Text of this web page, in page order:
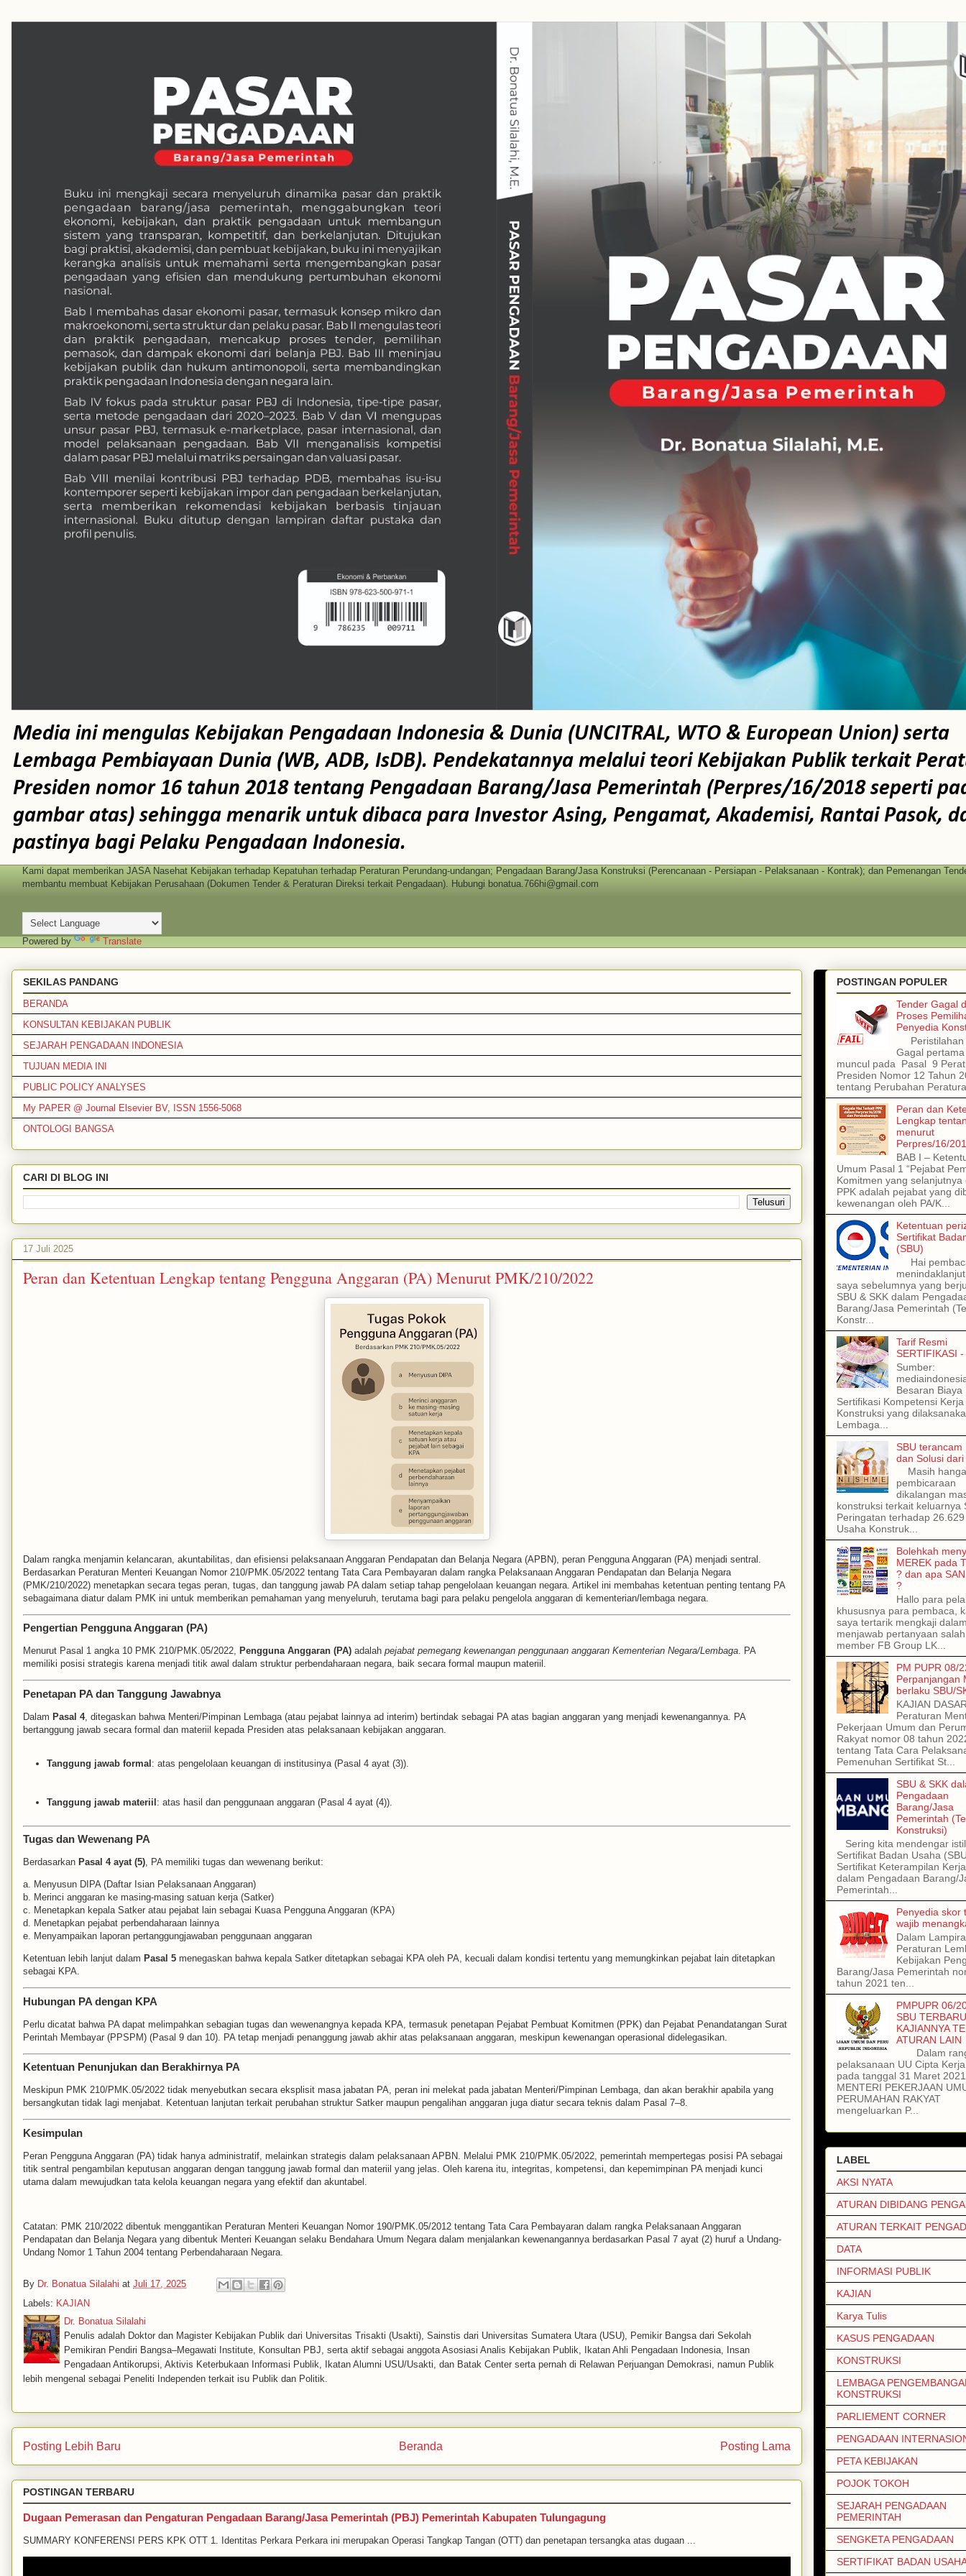
Media ini mengulas Kebijakan Pengadaan Indonesia & Dunia (UNCITRAL, WTO & European Union) serta
Lembaga Pembiayaan Dunia (WB, ADB, IsDB). Pendekatannya melalui teori Kebijakan Publik terkait
Presiden nomor 16 tahun 2018 tentang Pengadaan Barang/Jasa Pemerintah (Perpres/16/2018 seperti
gambar atas) sehingga menarik untuk dibaca para Investor Asing, Pengamat, Akademisi, Rantai Pasok,
pastinya bagi Pelaku Pengadaan Indonesia.
Kami dapat memberikan JASA Nasehat Kebijakan terhadap Kepatuhan terhadap Peraturan Perundang-undangan; Pengadaan Barang/Jasa Konstruksi (Perencanaan - Persiapan - Pelaksanaan - Kontrak); dan Pemenangan
membantu membuat Kebijakan Perusahaan (Dokumen Tender & Peraturan Direksi terkait Pengadaan). Hubungi bonatua.766hi@gmail.com
Powered by Translate
SEKILAS PANDANG
BERANDA
KONSULTAN KEBIJAKAN PUBLIK
SEJARAH PENGADAAN INDONESIA
TUJUAN MEDIA INI
PUBLIC POLICY ANALYSES
My PAPER @ Journal Elsevier BV, ISSN 1556-5068
ONTOLOGI BANGSA
CARI DI BLOG INI
17 Juli 2025
Peran dan Ketentuan Lengkap tentang Pengguna Anggaran (PA) Menurut PMK/210/2022
Dalam rangka menjamin kelancaran, akuntabilitas, dan efisiensi pelaksanaan Anggaran Pendapatan dan Belanja Negara (APBN), peran Pengguna Anggaran (PA) menjadi sentral.
Berdasarkan Peraturan Menteri Keuangan Nomor 210/PMK.05/2022 tentang Tata Cara Pembayaran dalam rangka Pelaksanaan Anggaran Pendapatan dan Belanja Negara
(PMK/210/2022) menetapkan secara tegas peran, tugas, dan tanggung jawab PA dalam setiap tahap pengelolaan keuangan negara. Artikel ini membahas ketentuan penting tentang PA
sebagaimana diatur dalam PMK ini untuk memberikan pemahaman yang menyeluruh, terutama bagi para pelaku pengelola anggaran di kementerian/lembaga negara.
Pengertian Pengguna Anggaran (PA)
Menurut Pasal 1 angka 10 PMK 210/PMK.05/2022, Pengguna Anggaran (PA) adalah pejabat pemegang kewenangan penggunaan anggaran Kementerian Negara/Lembaga. PA
memiliki posisi strategis karena menjadi titik awal dalam struktur perbendaharaan negara, baik secara formal maupun materiil.
Penetapan PA dan Tanggung Jawabnya
Dalam Pasal 4, ditegaskan bahwa Menteri/Pimpinan Lembaga (atau pejabat lainnya ad interim) bertindak sebagai PA atas bagian anggaran yang menjadi kewenangannya. PA
bertanggung jawab secara formal dan materiil kepada Presiden atas pelaksanaan kebijakan anggaran.
Tanggung jawab formal : atas pengelolaan keuangan di institusinya (Pasal 4 ayat (3)).
Tanggung jawab materiil : atas hasil dan penggunaan anggaran (Pasal 4 ayat (4)).
Tugas dan Wewenang PA
Berdasarkan Pasal 4 ayat (5), PA memiliki tugas dan wewenang berikut:
a. Menyusun DIPA (Daftar Isian Pelaksanaan Anggaran)
b. Merinci anggaran ke masing-masing satuan kerja (Satker)
c. Menetapkan kepala Satker atau pejabat lain sebagai Kuasa Pengguna Anggaran (KPA)
d. Menetapkan pejabat perbendaharaan lainnya
e. Menyampaikan laporan pertanggungjawaban penggunaan anggaran
Ketentuan lebih lanjut dalam Pasal 5 menegaskan bahwa kepala Satker ditetapkan sebagai KPA oleh PA, kecuali dalam kondisi tertentu yang memungkinkan pejabat lain ditetapkan
sebagai KPA.
Hubungan PA dengan KPA
Perlu dicatat bahwa PA dapat melimpahkan sebagian tugas dan wewenangnya kepada KPA, termasuk penetapan Pejabat Pembuat Komitmen (PPK) dan Pejabat Penandatangan Surat
Perintah Membayar (PPSPM) (Pasal 9 dan 10). PA tetap menjadi penanggung jawab akhir atas pelaksanaan anggaran, meskipun kewenangan operasional didelegasikan.
Ketentuan Penunjukan dan Berakhirnya PA
Meskipun PMK 210/PMK.05/2022 tidak menyebutkan secara eksplisit masa jabatan PA, peran ini melekat pada jabatan Menteri/Pimpinan Lembaga, dan akan berakhir apabila yang
bersangkutan tidak lagi menjabat. Ketentuan lanjutan terkait perubahan struktur Satker maupun pengalihan anggaran juga diatur secara teknis dalam Pasal 7–8.
Kesimpulan
Peran Pengguna Anggaran (PA) tidak hanya administratif, melainkan strategis dalam pelaksanaan APBN. Melalui PMK 210/PMK.05/2022, pemerintah mempertegas posisi PA sebagai
titik sentral pengambilan keputusan anggaran dengan tanggung jawab formal dan materiil yang jelas. Oleh karena itu, integritas, kompetensi, dan kepemimpinan PA menjadi kunci
utama dalam mewujudkan tata kelola keuangan negara yang efektif dan akuntabel.
Catatan: PMK 210/2022 dibentuk menggantikan Peraturan Menteri Keuangan Nomor 190/PMK.05/2012 tentang Tata Cara Pembayaran dalam rangka Pelaksanaan Anggaran
Pendapatan dan Belanja Negara yang dibentuk Menteri Keuangan selaku Bendahara Umum Negara dalam menjalankan kewenangannya berdasarkan Pasal 7 ayat (2) huruf a Undang-
Undang Nomor 1 Tahun 2004 tentang Perbendaharaan Negara.
By Dr. Bonatua Silalahi at Juli 17, 2025
Labels: KAJIAN
Dr. Bonatua Silalahi
Penulis adalah Doktor dan Magister Kebijakan Publik dari Universitas Trisakti (Usakti), Sainstis dari Universitas Sumatera Utara (USU), Pemikir Bangsa dari Sekolah
Pemikiran Pendiri Bangsa–Megawati Institute, Konsultan PBJ, serta aktif sebagai anggota Asosiasi Analis Kebijakan Publik, Ikatan Ahli Pengadaan Indonesia, Insan
Pengadaan Antikorupsi, Aktivis Keterbukaan Informasi Publik, Ikatan Alumni USU/Usakti, dan Batak Center serta pernah di Relawan Perjuangan Demokrasi, namun Publik
lebih mengenal sebagai Peneliti Independen terkait isu Publik dan Politik.
Posting Lebih Baru Posting Lama
Beranda
POSTINGAN TERBARU
Dugaan Pemerasan dan Pengaturan Pengadaan Barang/Jasa Pemerintah (PBJ) Pemerintah Kabupaten Tulungagung
SUMMARY KONFERENSI PERS KPK OTT 1. Identitas Perkara Perkara ini merupakan Operasi Tangkap Tangan (OTT) dan penetapan tersangka atas dugaan ...
POSTINGAN POPULER
Tender Gagal
Proses
Penyedia
Peristilahan
Gagal
muncul pada Pasal 9
Presiden Nomor 12 Tahun
tentang Perubahan
Peran dan
Lengkap
menurut
Perpres/16/
BAB I –
Umum Pasal 1 “Pejabat
Komitmen yang selanjutnya
PPK adalah pejabat yang
kewenangan oleh PA/K...
Ketentuan
Sertifikat
(SBU)
Hai
saya sebelumnya yang
SBU & SKK dalam
Barang/Jasa Pemerintah
Konstr...
Tarif Resmi
SERTIFIKASI -
Sumber:
Besaran Biaya
Sertifikasi Kompetensi Kerja
Konstruksi yang
Lembaga...
SBU terancam
dan Solusi dari
Masih
pembicaraan
dikalangan
konstruksi terkait keluarnya
Peringatan terhadap
Usaha Konstruk...
Bolehkah
MEREK pada
? dan apa
?
Hallo para
khususnya para pembaca,
saya tertarik mengkaji
menjawab pertanyaan
member FB Group LK...
PM PUPR 08/
Perpanjangan
berlaku SBU/
KAJIAN
Peraturan
Pekerjaan Umum dan
Rakyat nomor 08 tahun
tentang Tata Cara
Pemenuhan Sertifikat St...
SBU & SKK
Pengadaan
Barang/Jasa
Pemerintah
Konstruksi)
Sering kita mendengar
Sertifikat Badan Usaha
Sertifikat Keterampilan
dalam Pengadaan Barang/
Pemerintah...
Penyedia skor
wajib
Dalam
Peraturan
Kebijakan
Barang/Jasa Pemerintah
tahun 2021 ten...
PMPUPR 06/
SBU
KAJIANNYA
ATURAN LAIN
Dalam
pelaksanaan UU Cipta
pada tanggal 31 Maret
MENTERI PEKERJAAN
PERUMAHAN RAKYAT
mengeluarkan P...
LABEL
AKSI NYATA
ATURAN DIBIDANG
ATURAN TERKAIT
DATA
INFORMASI PUBLIK
KAJIAN
Karya Tulis
KASUS PENGADAAN
KONSTRUKSI
LEMBAGA
KONSTRUKSI
PARLIEMENT CORNER
PENGADAAN
PETA KEBIJAKAN
POJOK TOKOH
SEJARAH PENGADAAN
PEMERINTAH
SENGKETA PENGADAAN
SERTIFIKAT BADAN